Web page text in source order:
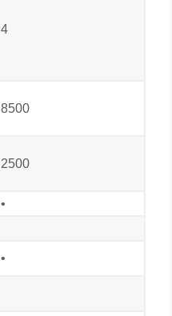
4
8500
2500
•
•